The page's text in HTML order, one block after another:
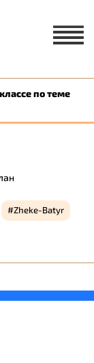
по теме
Zheke-Batyr